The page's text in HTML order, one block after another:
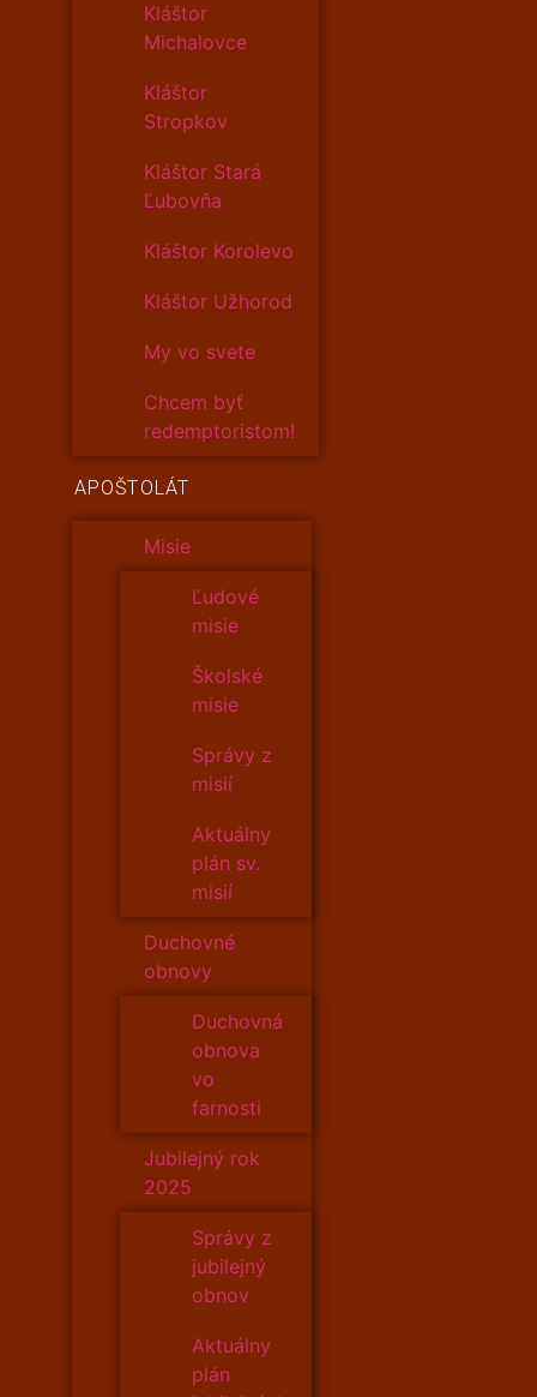
Kláštor
Michalovce
Kláštor
Stropkov
Kláštor Stará
Ľubovňa
Kláštor Korolevo
Kláštor Užhorod
My vo svete
Chcem byť
redemptoristom!
APOŠTOLÁT
Misie
Ľudové
misie
Školské
misie
Správy z
misií
Aktuálny
plán sv.
misií
Duchovné
obnovy
Duchovná
obnova
vo
farnosti
Jubilejný rok
2025
Správy z
jubilejný
obnov
Aktuálny
plán